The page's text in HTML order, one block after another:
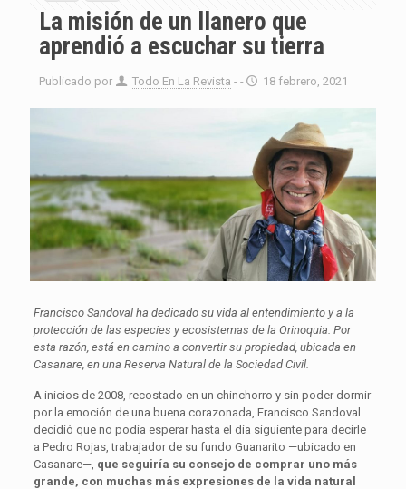
La misión de un llanero que
aprendió a escuchar su tierra
Publicado por Todo En La Revista - - 18 febrero, 2021
Francisco Sandoval ha dedicado su vida al entendimiento y a la
protección de las especies y ecosistemas de la Orinoquia. Por
esta razón, está en camino a convertir su propiedad, ubicada en
Casanare, en una Reserva Natural de la Sociedad Civil.
A inicios de 2008, recostado en un chinchorro y sin poder dormir
por la emoción de una buena corazonada, Francisco Sandoval
decidió que no podía esperar hasta el día siguiente para decirle
a Pedro Rojas, trabajador de su fundo Guanarito —ubicado en
Casanare—, que seguiría su consejo de comprar uno más
grande, con muchas más expresiones de la vida natural